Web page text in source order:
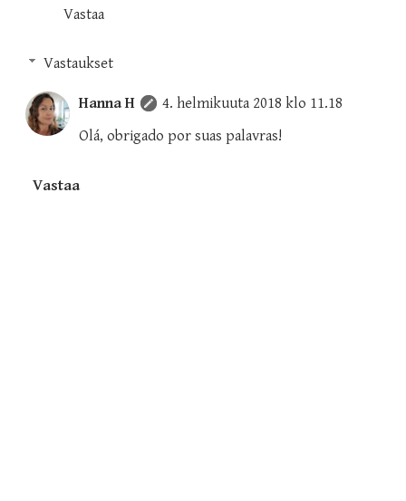
Vastaa
Vastaukset
Hanna H
4. helmikuuta 2018 klo 11.18
Olá, obrigado por suas palavras!
Vastaa